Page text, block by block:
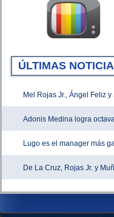
ÚLTIMAS
Mel Rojas Jr., Ángel Feliz
Adonis Medina logra
Lugo es el manager más
De La Cruz, Rojas Jr. y